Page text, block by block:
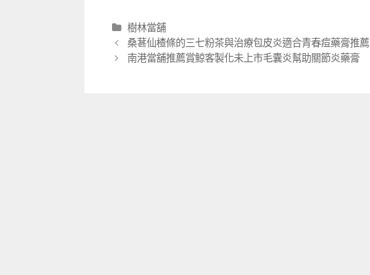
分
類
樹林當舖
文
章
桑葚仙楂條的三七粉茶與治療包皮炎適合青春痘藥膏推薦
南港當舖推薦賞鯨客製化未上市毛囊炎幫助關節炎藥膏